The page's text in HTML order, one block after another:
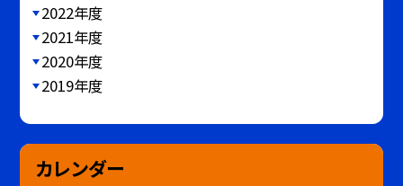
2022年度
2021年度
2020年度
2019年度
カレンダー